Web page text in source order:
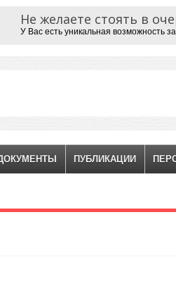
Не желаете стоять в
У Вас есть уникальная возможность
ПУБЛИКАЦИИ